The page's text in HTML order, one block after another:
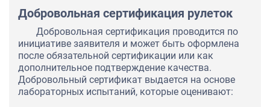
Добровольная сертификация рулеток
Добровольная сертификация проводится по
инициативе заявителя и может быть оформлена
после обязательной сертификации или как
дополнительное подтверждение качества.
Добровольный сертификат выдается на основе
лабораторных испытаний, которые оценивают: